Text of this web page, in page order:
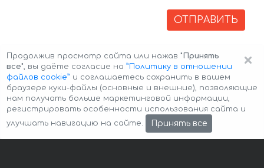
ОТПРАВИТЬ
Авторские права © 2026 Авто-Аренда Cookie Policy
×
Продолжив просмотр сайта или нажав "Принять
все", вы даёте согласие на ”Политику в отношении
файлов cookie” и соглашаетесь сохранить в вашем
браузере куки-файлы (основные и внешние), позволяющие
нам получать больше маркетинговой информации,
регистрировать особенности использования сайта и
улучшать навигацию на сайте.
Принять все